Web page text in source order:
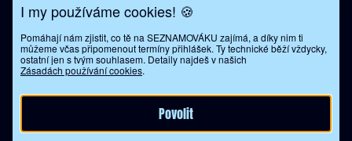
Seznamovák Brno
Seznamovák VUT
Seznamovák MUNI
Seznamovák VETUNI
Všeobecné obchodní podmínky
I my používáme cookies! 🍪
Pomáhají nám zjistit, co tě na SEZNAMOVÁKU zajímá, a díky nim ti
můžeme včas připomenout termíny přihlášek. Ty technické běží vždycky,
ostatní jen s tvým souhlasem. Detaily najdeš v našich
Zásadách používání cookies.
Povolit